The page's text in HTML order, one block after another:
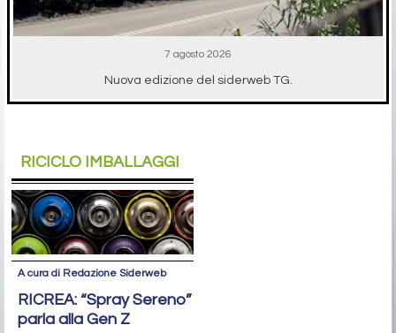
7 agosto 2026
Nuova edizione del siderweb TG.
RICICLO IMBALLAGGI
A cura di Redazione Siderweb
RICREA: “Spray Sereno”
parla alla Gen Z